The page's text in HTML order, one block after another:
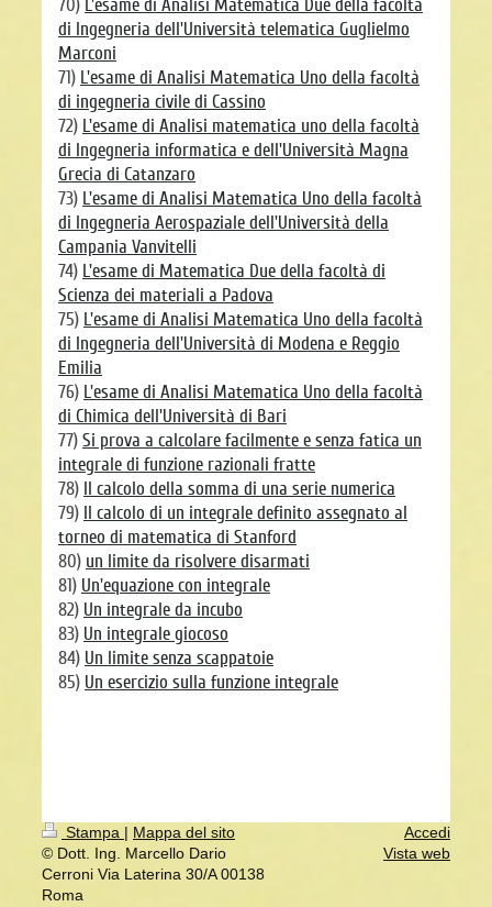
70) L'esame di Analisi Matematica Due della facoltà
di Ingegneria dell'Università telematica Guglielmo
Marconi
71) L'esame di Analisi Matematica Uno della facoltà
di ingegneria civile di Cassino
72) L'esame di Analisi matematica uno della facoltà
di Ingegneria informatica e dell'Università Magna
Grecia di Catanzaro
73) L'esame di Analisi Matematica Uno della facoltà
di Ingegneria Aerospaziale dell'Università della
Campania Vanvitelli
74) L'esame di Matematica Due della facoltà di
Scienza dei materiali a Padova
75) L'esame di Analisi Matematica Uno della facoltà
di Ingegneria dell'Università di Modena e Reggio
Emilia
76) L'esame di Analisi Matematica Uno della facoltà
di Chimica dell'Università di Bari
77)Si prova a calcolare facilmente e senza fatica un
integrale di funzione razionali fratte
78) Il calcolo della somma di una serie numerica
79) Il calcolo di un integrale definito assegnato al
torneo di matematica di Stanford
80) un limite da risolvere disarmati
81) Un'equazione con integrale
82) Un integrale da incubo
83) Un integrale giocoso
84) Un limite senza scappatoie
85) Un esercizio sulla funzione integrale
Stampa | Mappa del sito
© Dott. Ing. Marcello Dario
Cerroni Via Laterina 30/A 00138
Roma
Accedi
Vista web